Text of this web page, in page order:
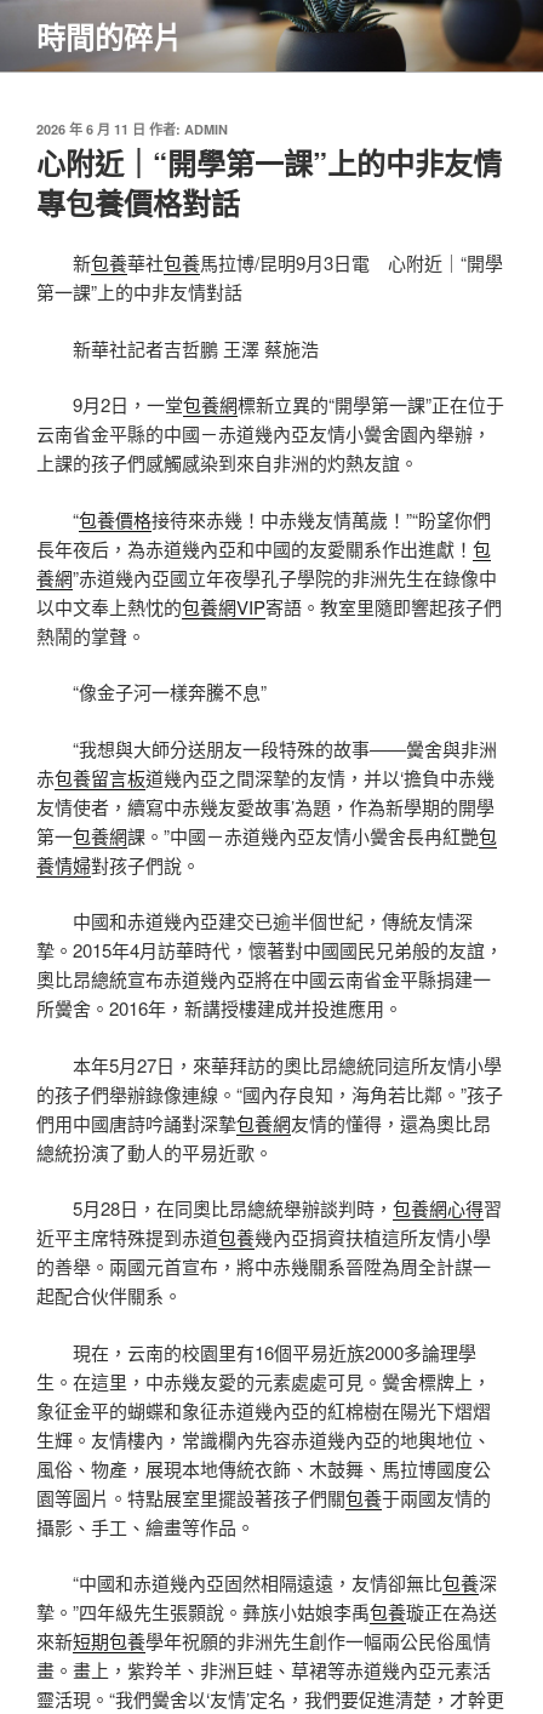
主
時間的碎片
發
佈
於
2026 年 6 月 11 日 作者: ADMIN
心附近｜“開學第一課”上的中非友情
專包養價格對話
新包養華社包養馬拉博/昆明9月3日電 心附近｜“開學
第一課”上的中非友情對話
新華社記者吉哲鵬 王澤 蔡施浩
9月2日，一堂包養網標新立異的“開學第一課”正在位于
云南省金平縣的中國－赤道幾內亞友情小黌舍園內舉辦，
上課的孩子們感觸感染到來自非洲的灼熱友誼。
“包養價格接待來赤幾！中赤幾友情萬歲！”“盼望你們
長年夜后，為赤道幾內亞和中國的友愛關系作出進獻！ 包
養網”赤道幾內亞國立年夜學孔子學院的非洲先生在錄像中
以中文奉上熱忱的包養網VIP寄語。教室里隨即響起孩子們
熱鬧的掌聲。
“像金子河一樣奔騰不息”
“我想與大師分送朋友一段特殊的故事——黌舍與非洲
赤包養留言板道幾內亞之間深摯的友情，并以‘擔負中赤幾
友情使者，續寫中赤幾友愛故事’為題，作為新學期的開學
第一包養網課。”中國－赤道幾內亞友情小黌舍長冉紅艷包
養情婦對孩子們說。
中國和赤道幾內亞建交已逾半個世紀，傳統友情深
摯。2015年4月訪華時代，懷著對中國國民兄弟般的友誼，
奧比昂總統宣布赤道幾內亞將在中國云南省金平縣捐建一
所黌舍。2016年，新講授樓建成并投進應用。
本年5月27日，來華拜訪的奧比昂總統同這所友情小學
的孩子們舉辦錄像連線。“國內存良知，海角若比鄰。”孩子
們用中國唐詩吟誦對深摯包養網友情的懂得，還為奧比昂
總統扮演了動人的平易近歌。
5月28日，在同奧比昂總統舉辦談判時， 包養網心得習
近平主席特殊提到赤道包養幾內亞捐資扶植這所友情小學
的善舉。兩國元首宣布，將中赤幾關系晉陞為周全計謀一
起配合伙伴關系。
現在，云南的校園里有16個平易近族2000多論理學
生。在這里，中赤幾友愛的元素處處可見。黌舍標牌上，
象征金平的蝴蝶和象征赤道幾內亞的紅棉樹在陽光下熠熠
生輝。友情樓內，常識欄內先容赤道幾內亞的地輿地位、
風俗、物產，展現本地傳統衣飾、木鼓舞、馬拉博國度公
園等圖片。特點展室里擺設著孩子們關包養于兩國友情的
攝影、手工、繪畫等作品。
“中國和赤道幾內亞固然相隔遠遠，友情卻無比包養深
摯。”四年級先生張顥說。彝族小姑娘李禹包養璇正在為送
來新短期包養學年祝願的非洲先生創作一幅兩公民俗風情
畫。畫上，紫羚羊、非洲巨蛙、草裙等赤道幾內亞元素活
靈活現。“我們黌舍以‘友情’定名，我們要促進清楚，才幹更